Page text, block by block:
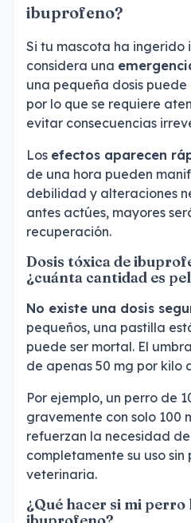
ibuprofeno?
Si tu mascota ha ingerido
considera una
una pequeña dosis
por lo que se requiere
evitar consecuencias
Los efectos aparecen
de una hora pueden
debilidad y alteraciones
antes actúes, mayores
recuperación.
Dosis tóxica de
¿cuánta cantidad es
No existe una dosis
pequeños, una pastilla
puede ser mortal. El
de apenas 50 mg por kilo
Por ejemplo, un perro de
gravemente con solo 100
refuerzan la necesidad
completamente su uso sin
veterinaria.
¿Qué hacer si mi